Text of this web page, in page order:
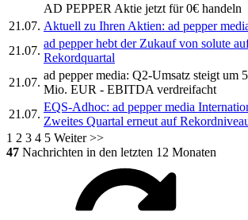
AD PEPPER Aktie jetzt für 0€ handeln
21.07. Aktuell zu Ihren Aktien: ad pepper
21.07.
ad pepperhebt der Zukauf von solute
Rekordquartal
21.07.
ad pepper media: Q2-Umsatz steigt um
Mio. EUR - EBITDA verdreifacht
21.07.
EQS-Adhoc: ad pepper media
Zweites Quartal erneut auf
1 2 3 4 5 Weiter >>
47 Nachrichten in den letzten 12 Monaten